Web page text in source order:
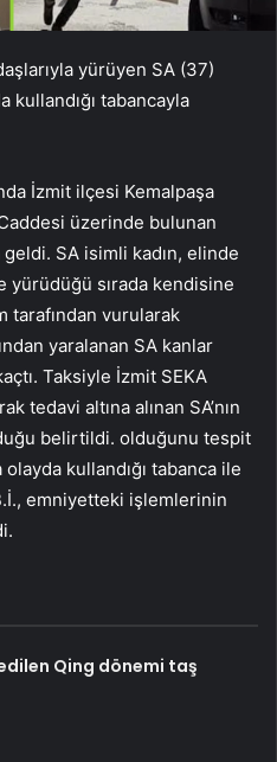
yürüyen SA (37)
kullandığı tabancayla
İzmit ilçesi Kemalpaşa
üzerinde bulunan
SA isimli kadın, elinde
yürüdüğü sırada kendisine
tarafından vurularak
yaralanan SA kanlar
Taksiyle İzmit SEKA
tedavi altına alınan SA’nın
belirtildi. olduğunu tespit
kullandığı tabanca ile
emniyetteki işlemlerinin
Qing dönemi taş